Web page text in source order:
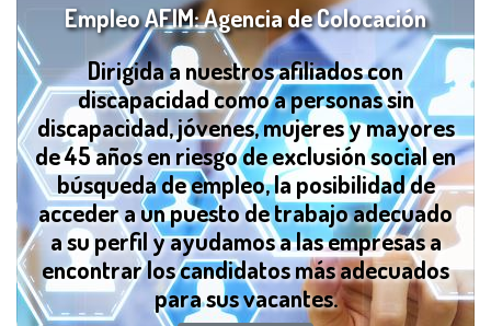
Empleo AFIM: Agencia de Colocación
Dirigida a nuestros afiliados con
discapacidad como a personas sin
discapacidad, jóvenes, mujeres y mayores
de 45 años en riesgo de exclusión social en
búsqueda de empleo, la posibilidad de
acceder a un puesto de trabajo adecuado
a su perfil y ayudamos a las empresas a
encontrar los candidatos más adecuados
para sus vacantes.